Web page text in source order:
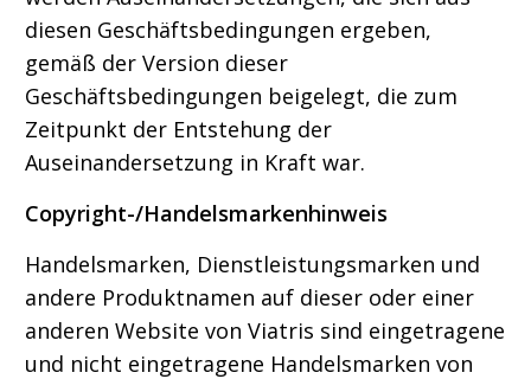
diesen Geschäftsbedingungen ergeben,
gemäß der Version dieser
Geschäftsbedingungen beigelegt, die zum
Zeitpunkt der Entstehung der
Auseinandersetzung in Kraft war.
Copyright-/Handelsmarkenhinweis
Handelsmarken, Dienstleistungsmarken und
andere Produktnamen auf dieser oder einer
anderen Website von Viatris sind eingetragene
und nicht eingetragene Handelsmarken von